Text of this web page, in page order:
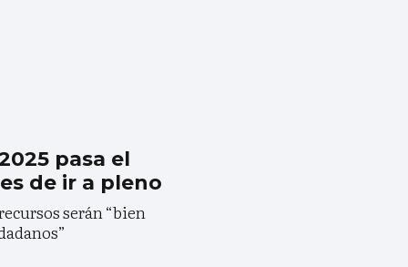
pasa el
de ir a pleno
serán “bien